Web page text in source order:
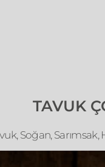
TAVUK
Soğan, Sarımsak,